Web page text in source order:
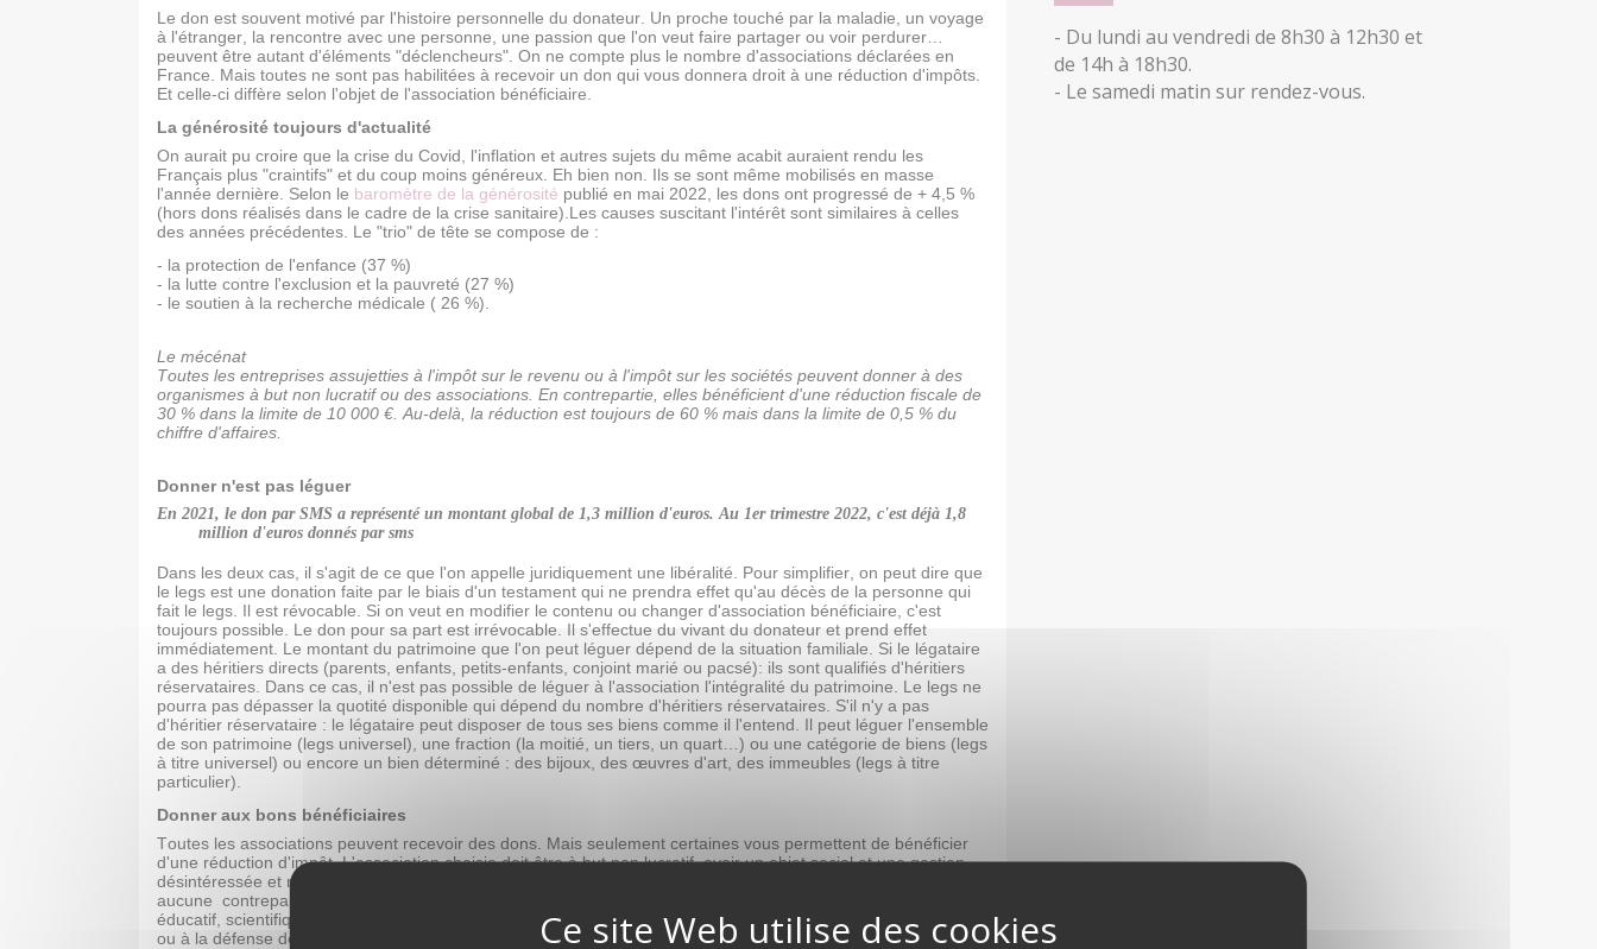
Le don est souvent motivé par l'histoire personnelle du donateur. Un proche touché par la maladie, un voyage
à l'étranger, la rencontre avec une personne, une passion que l'on veut faire partager ou voir perdurer…
peuvent être autant d'éléments "déclencheurs". On ne compte plus le nombre d'associations déclarées en
France. Mais toutes ne sont pas habilitées à recevoir un don qui vous donnera droit à une réduction d'impôts.
Et celle-ci diffère selon l'objet de l'association bénéficiaire.
La générosité toujours d'actualité
On aurait pu croire que la crise du Covid, l'inflation et autres sujets du même acabit auraient rendu les
Français plus "craintifs" et du coup moins généreux. Eh bien non. Ils se sont même mobilisés en masse
l'année dernière. Selon le baromètre de la générosité publié en mai 2022, les dons ont progressé de + 4,5 %
(hors dons réalisés dans le cadre de la crise sanitaire).Les causes suscitant l'intérêt sont similaires à celles
des années précédentes. Le "trio" de tête se compose de :
- la protection de l'enfance (37 %)
- la lutte contre l'exclusion et la pauvreté (27 %)
- le soutien à la recherche médicale ( 26 %).
Le mécénat
Toutes les entreprises assujetties à l'impôt sur le revenu ou à l'impôt sur les sociétés peuvent donner à des
organismes à but non lucratif ou des associations. En contrepartie, elles bénéficient d'une réduction fiscale de
30 % dans la limite de 10 000 €. Au-delà, la réduction est toujours de 60 % mais dans la limite de 0,5 % du
chiffre d'affaires.
Donner n'est pas léguer
En 2021, le don par SMS a représenté un montant global de 1,3 million d'euros. Au 1er trimestre 2022, c'est déjà 1,8
million d'euros donnés par sms
Dans les deux cas, il s'agit de ce que l'on appelle juridiquement une libéralité. Pour simplifier, on peut dire que
le legs est une donation faite par le biais d'un testament qui ne prendra effet qu'au décès de la personne qui
fait le legs. Il est révocable. Si on veut en modifier le contenu ou changer d'association bénéficiaire, c'est
toujours possible. Le don pour sa part est irrévocable. Il s'effectue du vivant du donateur et prend effet
immédiatement. Le montant du patrimoine que l'on peut léguer dépend de la situation familiale. Si le légataire
a des héritiers directs (parents, enfants, petits-enfants, conjoint marié ou pacsé): ils sont qualifiés d'héritiers
réservataires. Dans ce cas, il n'est pas possible de léguer à l'association l'intégralité du patrimoine. Le legs ne
pourra pas dépasser la quotité disponible qui dépend du nombre d'héritiers réservataires. S'il n'y a pas
d'héritier réservataire : le légataire peut disposer de tous ses biens comme il l'entend. Il peut léguer l'ensemble
de son patrimoine (legs universel), une fraction (la moitié, un tiers, un quart…) ou une catégorie de biens (legs
à titre universel) ou encore un bien déterminé : des bijoux, des œuvres d'art, des immeubles (legs à titre
particulier).
Donner aux bons bénéficiaires
Toutes les associations peuvent recevoir des dons. Mais seulement certaines vous permettent de bénéficier
d'une réduction d'impôt. L'association choisie doit être à but non lucratif, avoir un objet social et une gestion
désintéressée et ne pas fonctionner qu'au profit d'un cercle restreint de personnes. Le don doit être fait sans
aucune contrepartie. Le domaine d'activité de l'association doit présenter un caractère philanthropique,
éducatif, scientifique, social, humanitaire, sportif, familial, culturel ou concourir à la valorisation du patrimoine
ou à la défense de l'environnement.
- Du lundi au vendredi de 8h30 à 12h30 et
de 14h à 18h30.
- Le samedi matin sur rendez-vous.